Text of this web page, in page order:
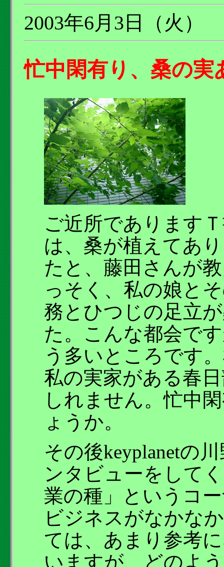
2003年6月3日（火）
忙中閑有り、桑の実
ご近所であります
は、桑が植えてあ
たと、藤田さんが
っそく、私の娘と
務とひつじの足立
た。こんな都会で
う多いところです
私の実家がある春
しれません。忙中
ょうか。
その後keyplanetの
ンタビューをして
業の種」というコ
ビジネスがなかな
ては、あまり参考
いますが、どのよ